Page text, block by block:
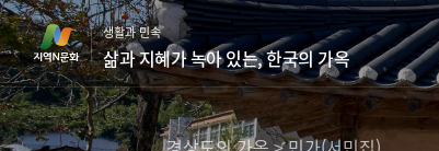
컨
텐
츠
영
역
바
하
단
영
역
바
로
생활과 민속
삶과 지혜가 녹아 있는, 한국의 가옥